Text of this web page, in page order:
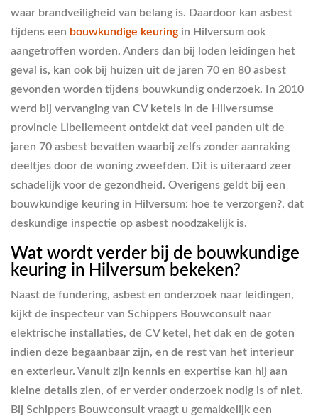
waar brandveiligheid van belang is. Daardoor kan asbest
tijdens een bouwkundige keuring in Hilversum ook
aangetroffen worden. Anders dan bij loden leidingen het
geval is, kan ook bij huizen uit de jaren 70 en 80 asbest
gevonden worden tijdens bouwkundig onderzoek. In 2010
werd bij vervanging van CV ketels in de Hilversumse
provincie Libellemeent ontdekt dat veel panden uit de
jaren 70 asbest bevatten waarbij zelfs zonder aanraking
deeltjes door de woning zweefden. Dit is uiteraard zeer
schadelijk voor de gezondheid. Overigens geldt bij een
bouwkundige keuring in Hilversum: hoe te verzorgen?, dat
deskundige inspectie op asbest noodzakelijk is.
Wat wordt verder bij de bouwkundige
keuring in Hilversum bekeken?
Naast de fundering, asbest en onderzoek naar leidingen,
kijkt de inspecteur van Schippers Bouwconsult naar
elektrische installaties, de CV ketel, het dak en de goten
indien deze begaanbaar zijn, en de rest van het interieur
en exterieur. Vanuit zijn kennis en expertise kan hij aan
kleine details zien, of er verder onderzoek nodig is of niet.
Bij Schippers Bouwconsult vraagt u gemakkelijk een